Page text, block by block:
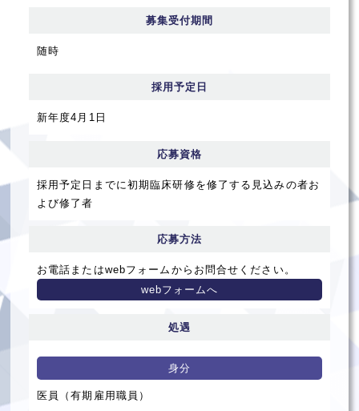
募集受付期間
随時
採用予定日
新年度4月1日
応募資格
採用予定日までに初期臨床研修を修了する見込みの者お
よび修了者
応募方法
お電話またはwebフォームからお問合せください。
webフォームへ
処遇
身分
医員（有期雇用職員）